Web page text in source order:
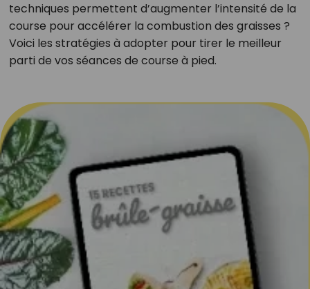
techniques permettent d’augmenter l’intensité de la
course pour accélérer la combustion des graisses ?
Voici les stratégies à adopter pour tirer le meilleur
parti de vos séances de course à pied.